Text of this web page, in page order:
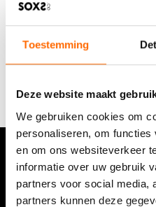
Toestemming
Deze website maakt
We gebruiken cookies om
personaliseren, om
en om ons websiteverkeer
informatie over uw gebruik
partners voor social media,
partners kunnen deze
De slaap sokken van SOXS
lichaamstemperatuur. Zo
Daarnaast blijven ze ook
zodat je ‘s nachts niet
nachtrust!
Blijf op de hoogte van de
onze nieuwsbrief